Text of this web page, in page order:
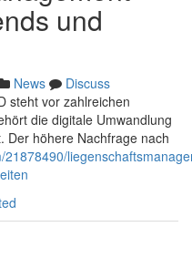
und
News
Discuss
steht vor zahlreichen
die digitale Umwandlung
Der höhere Nachfrage nach